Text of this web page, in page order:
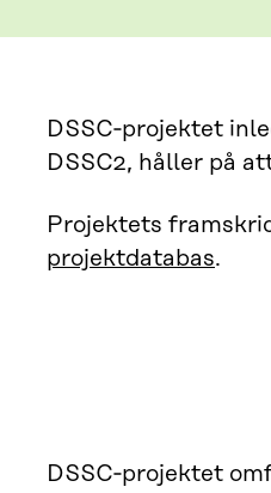
DSSC‑projektet
DSSC2, håller på
Projektets
projektdatabas.
DSSC‑projektet